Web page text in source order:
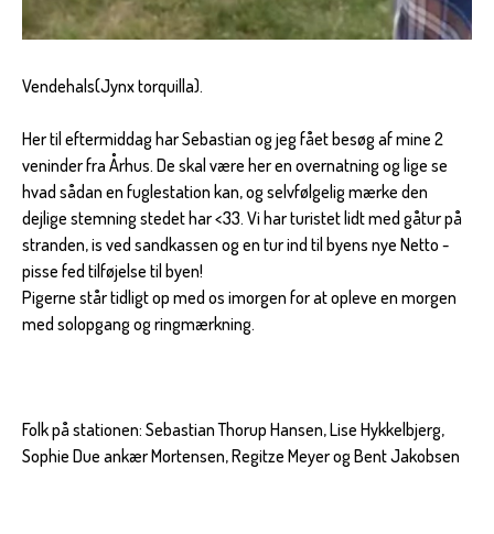
Vendehals(Jynx torquilla).
Her til eftermiddag har Sebastian og jeg fået besøg af mine 2
veninder fra Århus. De skal være her en overnatning og lige se
hvad sådan en fuglestation kan, og selvfølgelig mærke den
dejlige stemning stedet har <33. Vi har turistet lidt med gåtur på
stranden, is ved sandkassen og en tur ind til byens nye Netto -
pisse fed tilføjelse til byen!
Pigerne står tidligt op med os imorgen for at opleve en morgen
med solopgang og ringmærkning.
Folk på stationen: Sebastian Thorup Hansen, Lise Hykkelbjerg,
Sophie Due ankær Mortensen, Regitze Meyer og Bent Jakobsen